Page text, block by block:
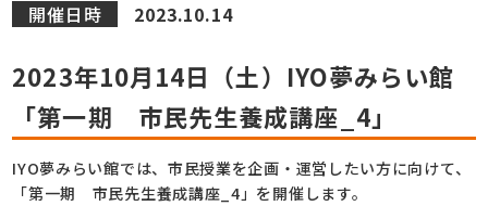
開催日時 2023.10.14
2023年10月14日（土）IYO夢みらい館
「第一期 市民先生養成講座_4」
IYO夢みらい館では、市民授業を企画・運営したい方に向けて、
「第一期 市民先生養成講座_4」を開催します。